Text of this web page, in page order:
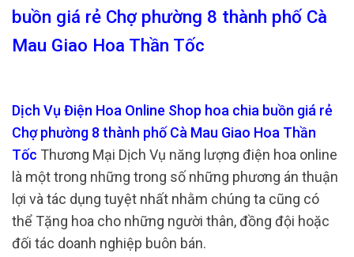
buồn giá rẻ Chợ phường 8 thành phố Cà
Mau Giao Hoa Thần Tốc
Dịch Vụ Điện Hoa Online Shop hoa chia buồn giá rẻ
Chợ phường 8 thành phố Cà Mau Giao Hoa Thần
Tốc Thương Mại Dịch Vụ năng lượng điện hoa online
là một trong những trong số những phương án thuận
lợi và tác dụng tuyệt nhất nhằm chúng ta cũng có
thể Tặng hoa cho những người thân, đồng đội hoặc
đối tác doanh nghiệp buôn bán.